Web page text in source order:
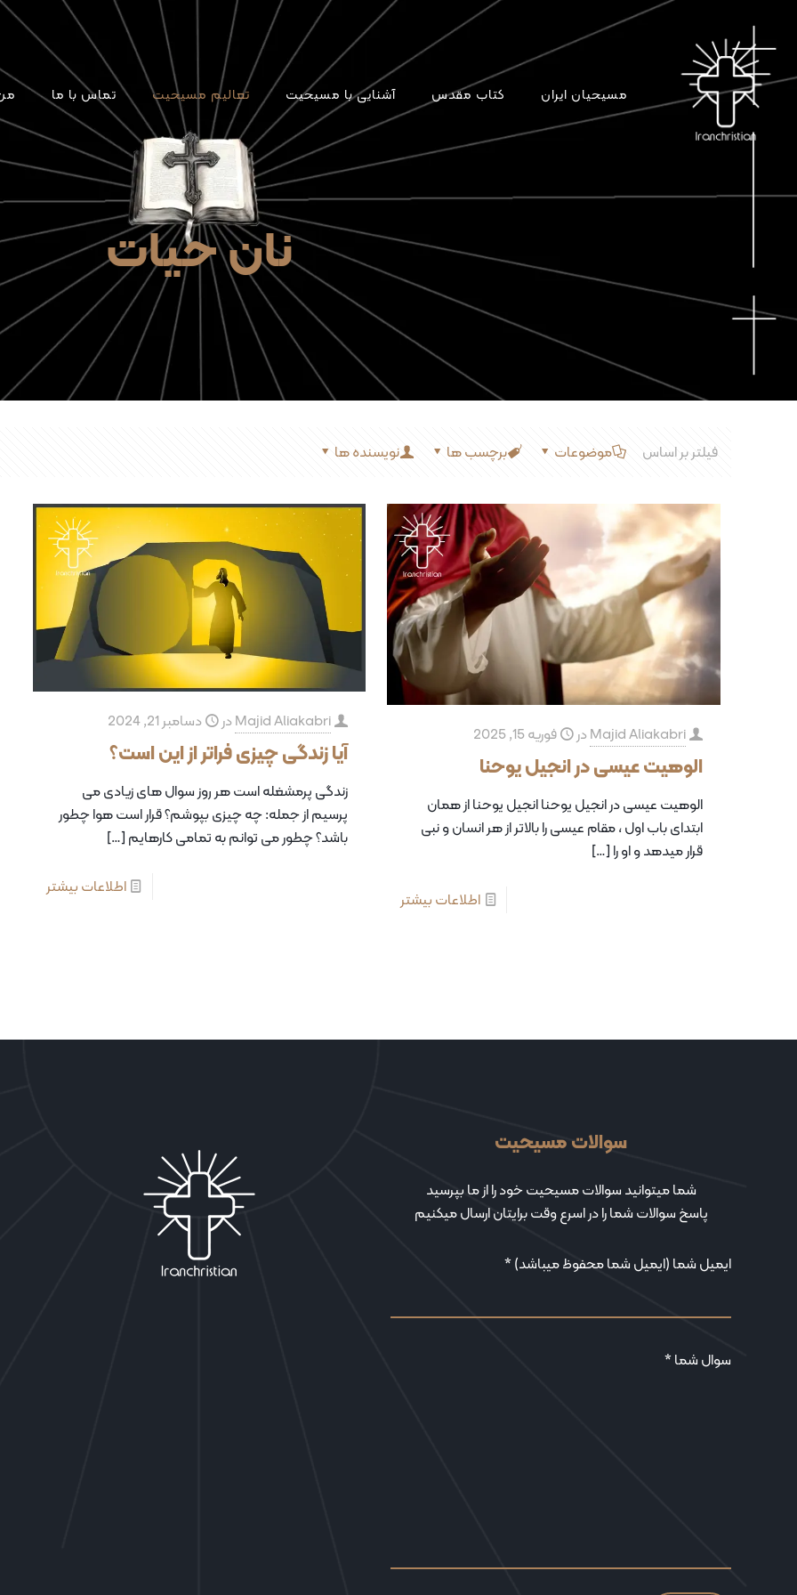
مسیحیان ایران کتاب مقدس آشنایی با مسیحیت تعالیم مسیحیت تماس با ما
نان حیات
فیلتر بر اساس موضوعات برچسب ها نویسنده ها
Majid Aliakabriدر فوریه 15, 2025
الوهیت عیسی در انجیل یوحنا
الوهیت عیسی در انجیل یوحنا انجیل یوحنا از همان
ابتدای باب اول ، مقام عیسی را بالاتر از هر انسان و نبی
قرار میدهد و او را[…]
اطلاعات بیشتر
Majid Aliakabriدر دسامبر 21, 2024
آیا زندگی چیزی فراتر از این است؟
زندگی پرمشغله است هر روز سوال های زیادی می
پرسیم از جمله: چه چیزی ‌بپوشم؟ قرار است هوا چطور
باشد؟ چطور می توانم به تمامی کارهایم[…]
اطلاعات بیشتر
سوالات مسیحیت
شما میتوانید سوالات مسیحیت خود را از ما بپرسید
پاسخ سوالات شما را در اسرع وقت برایتان ارسال میکنیم
ایمیل شما (ایمیل شما محفوظ میباشد) *
سوال شما *